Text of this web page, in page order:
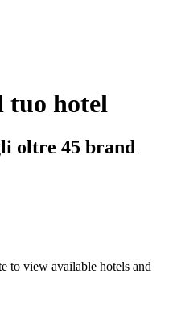
tuo hotel
oltre 45 brand
to view available hotels and